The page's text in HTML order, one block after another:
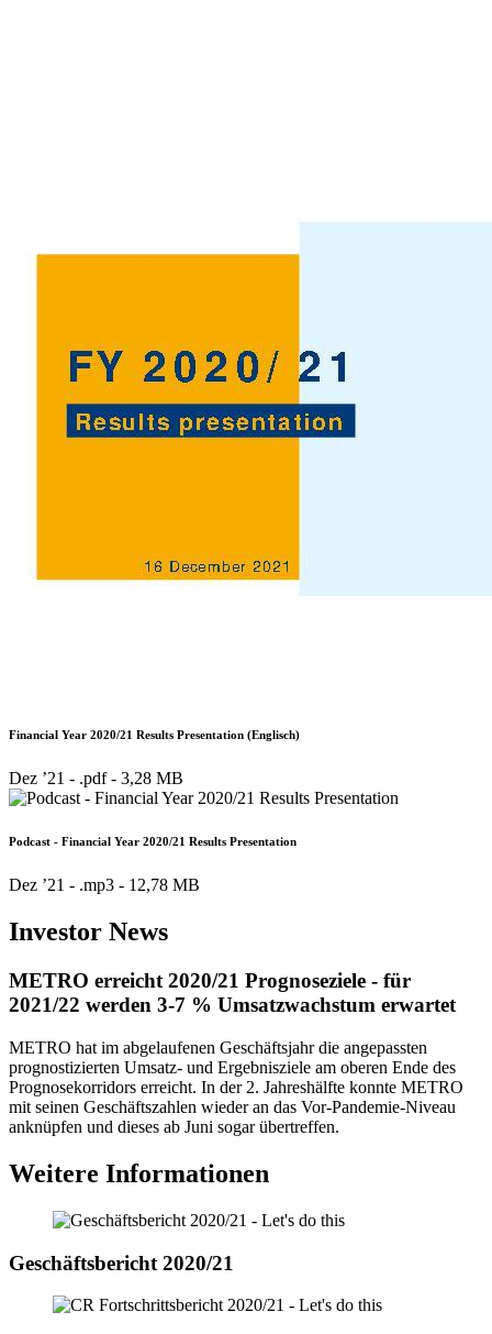
Financial Year 2020/21 Results Presentation (Englisch)
Dez ’21 - .pdf - 3,28 MB
Podcast - Financial Year 2020/21 Results Presentation
Dez ’21 - .mp3 - 12,78 MB
Investor News
METRO erreicht 2020/21 Prognoseziele - für
2021/22 werden 3-7 % Umsatzwachstum erwartet
METRO hat im abgelaufenen Geschäftsjahr die angepassten
prognostizierten Umsatz- und Ergebnisziele am oberen Ende des
Prognosekorridors erreicht. In der 2. Jahreshälfte konnte METRO
mit seinen Geschäftszahlen wieder an das Vor-Pandemie-Niveau
anknüpfen und dieses ab Juni sogar übertreffen.
Weitere Informationen
Geschäftsbericht 2020/21